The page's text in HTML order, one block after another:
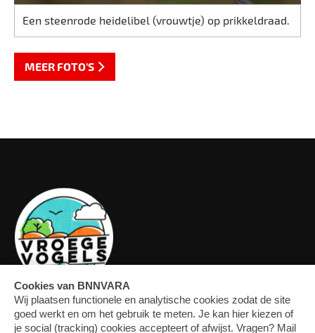
Een steenrode heidelibel (vrouwtje) op prikkeldraad.
MEER FOTO'S
OVERZICHT FORUM